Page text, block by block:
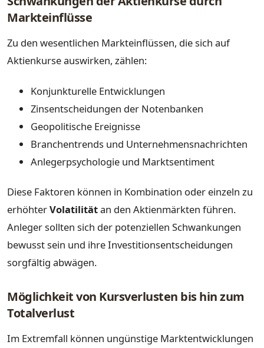
Markteinflüsse
Zu den wesentlichen Markteinflüssen, die sich auf
Aktienkurse auswirken, zählen:
Konjunkturelle Entwicklungen
Zinsentscheidungen der Notenbanken
Geopolitische Ereignisse
Branchentrends und Unternehmensnachrichten
Anlegerpsychologie und Marktsentiment
Diese Faktoren können in Kombination oder einzeln zu
erhöhterVolatilitätan den Aktienmärkten führen.
Anleger sollten sich der potenziellen Schwankungen
bewusst sein und ihre Investitionsentscheidungen
sorgfältig abwägen.
Möglichkeit von Kursverlusten bis hin zum
Totalverlust
Im Extremfall können ungünstige Marktentwicklungen